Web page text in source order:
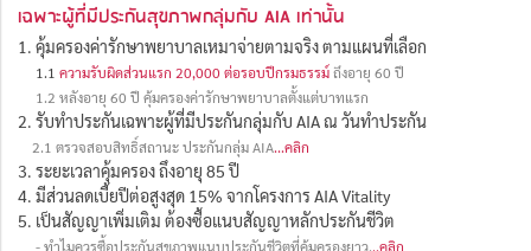
เฉพาะผู้ที่มีประกันสุขภาพกลุ่มกับ AIA เท่านั้น
1. คุ้มครองค่ารักษาพยาบาลเหมาจ่ายตามจริง ตามแผนที่เลือก
1.1 ความรับผิดส่วนแรก 20,000 ต่อรอบปีกรมธรรม์ถึงอายุ 60 ปี
1.2 หลังอายุ 60 ปี คุ้มครองค่ารักษาพยาบาลตั้งแต่บาทแรก
2. รับทำประกันเฉพาะผู้ที่มีประกันกลุ่มกับ AIA ณ วันทำประกัน
2.1 ตรวจสอบสิทธิ์สถานะ ประกันกลุ่ม AIA...คลิก
3. ระยะเวลาคุ้มครอง ถึงอายุ 85 ปี
4. มีส่วนลดเบี้ยปีต่อสูงสุด 15% จากโครงการ AIA Vitality
5. เป็นสัญญาเพิ่มเติม ต้องซื้อแนบสัญญาหลักประกันชีวิต
- ทำไมควรซื้อประกันสุขภาพแนบประกันชีวิตที่คุ้มครองยาว...คลิก